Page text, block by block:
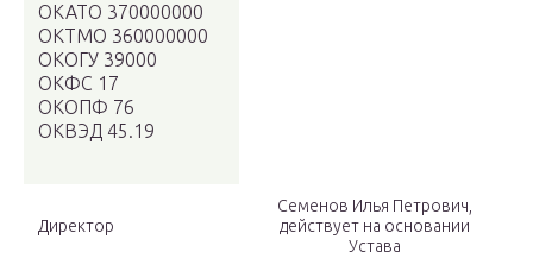
ОКАТО 370000000
ОКТМО 360000000
ОКОГУ 39000
ОКФС 17
ОКОПФ 76
ОКВЭД 45.19
Директор
Семенов Илья Петрович,
действует на основании
Устава